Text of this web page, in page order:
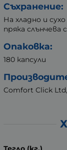
Съхранение:
На хладно и
пряка слънчева
Опаковка:
180 капсули
Comfort Click